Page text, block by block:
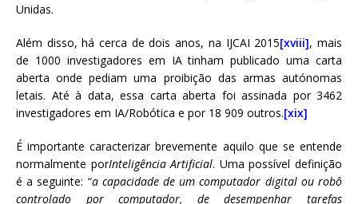
Unidas.
Além disso, há cerca de dois anos, na IJCAI 2015[xviii], mais
de 1000 investigadores em IA tinham publicado uma carta
aberta onde pediam uma proibição das armas autónomas
letais. Até à data, essa carta aberta foi assinada por 3462
investigadores em IA/Robótica e por 18 909 outros.[xix]
É importante caracterizar brevemente aquilo que se entende
normalmente porInteligência Artificial. Uma possível definição
é a seguinte: “a capacidade de um computador digital ou robô
controlado por computador, de desempenhar tarefas